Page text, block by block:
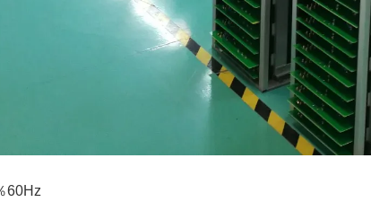
60Hz